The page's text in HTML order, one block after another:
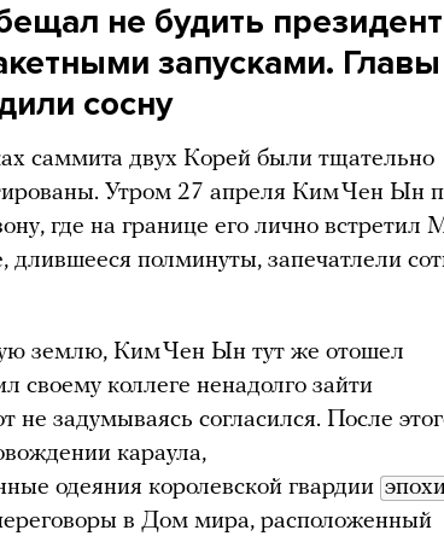
не будить
запусками. Главы
сосну
саммита двух Корей были тщательно
Утром 27 апреля Ким Чен Ын
где на границе его лично встретил
полминуты, запечатлели
землю, Ким Чен Ын тут же отошел
своему коллеге ненадолго зайти
задумываясь согласился. После
караула,
одеяния королевской гвардии
в Дом мира, расположенный